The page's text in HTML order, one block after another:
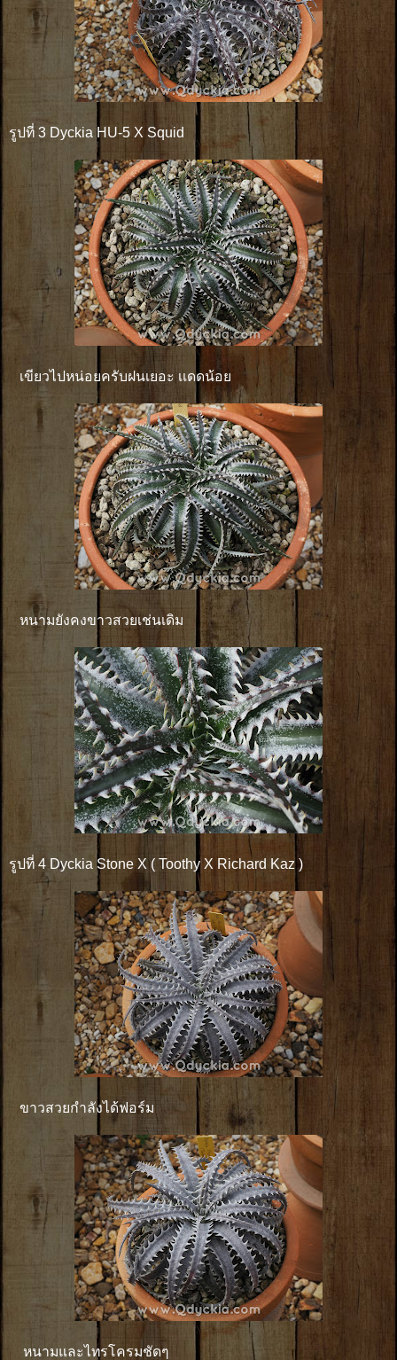
รูปที่ 3 Dyckia HU-5 X Squid
เขียวไปหน่อยครับฝนเยอะ เเดดน้อย
หนามยังคงขาวสวยเช่นเดิม
รูปที่ 4 Dyckia Stone X ( Toothy X Richard Kaz )
ขาวสวยกำลังได้ฟอร์ม
หนามและไทรโครมชัดๆ